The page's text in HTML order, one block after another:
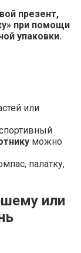
презент,
при помощи
упаковки.
или
можно
палатку,
или